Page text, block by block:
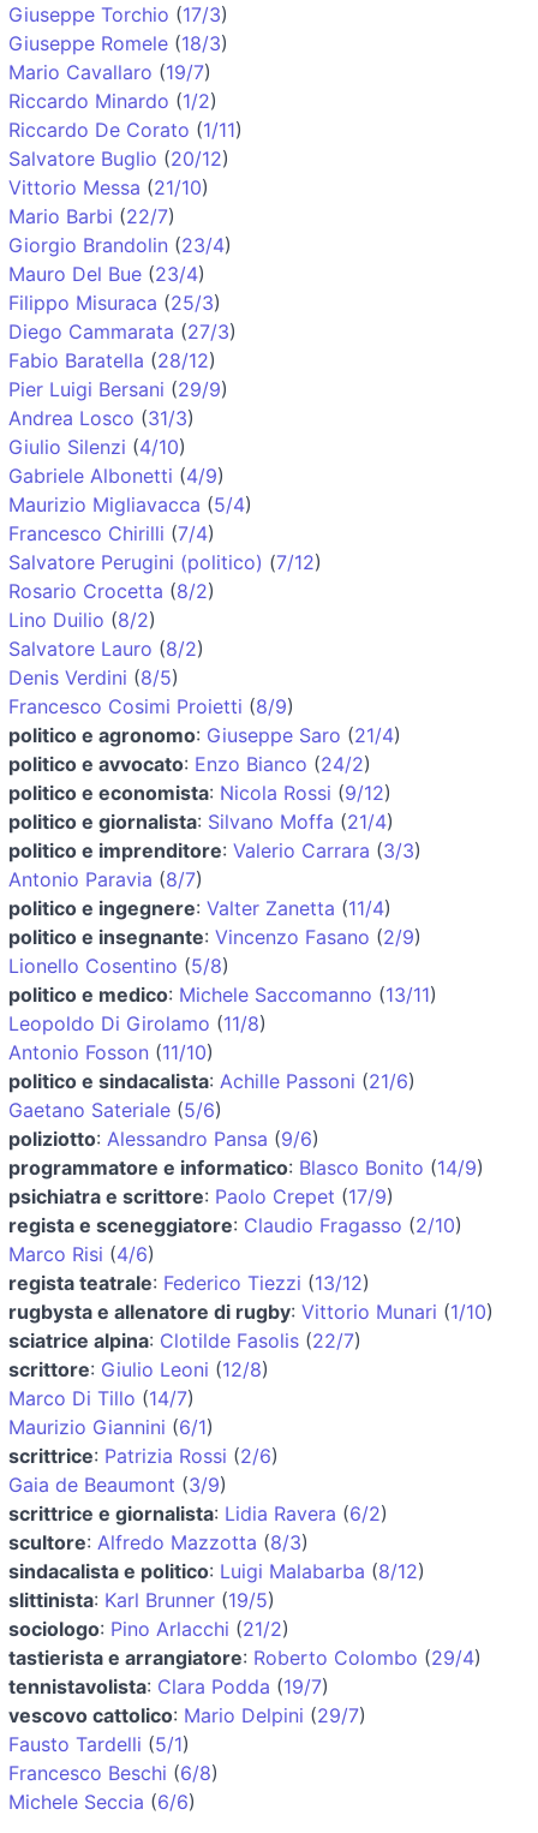
Giuseppe Torchio (17/3)
Giuseppe Romele (18/3)
Mario Cavallaro (19/7)
Riccardo Minardo (1/2)
Riccardo De Corato (1/11)
Salvatore Buglio (20/12)
Vittorio Messa (21/10)
Mario Barbi (22/7)
Giorgio Brandolin (23/4)
Mauro Del Bue (23/4)
Filippo Misuraca (25/3)
Diego Cammarata (27/3)
Fabio Baratella (28/12)
Pier Luigi Bersani (29/9)
Andrea Losco (31/3)
Giulio Silenzi (4/10)
Gabriele Albonetti (4/9)
Maurizio Migliavacca (5/4)
Francesco Chirilli (7/4)
Salvatore Perugini (politico) (7/12)
Rosario Crocetta (8/2)
Lino Duilio (8/2)
Salvatore Lauro (8/2)
Denis Verdini (8/5)
Francesco Cosimi Proietti (8/9)
politico e agronomo: Giuseppe Saro (21/4)
politico e avvocato: Enzo Bianco (24/2)
politico e economista: Nicola Rossi (9/12)
politico e giornalista: Silvano Moffa (21/4)
politico e imprenditore: Valerio Carrara (3/3)
Antonio Paravia (8/7)
politico e ingegnere: Valter Zanetta (11/4)
politico e insegnante: Vincenzo Fasano (2/9)
Lionello Cosentino (5/8)
politico e medico: Michele Saccomanno (13/11)
Leopoldo Di Girolamo (11/8)
Antonio Fosson (11/10)
politico e sindacalista: Achille Passoni (21/6)
Gaetano Sateriale (5/6)
poliziotto: Alessandro Pansa (9/6)
programmatore e informatico: Blasco Bonito (14/9)
psichiatra e scrittore: Paolo Crepet (17/9)
regista e sceneggiatore: Claudio Fragasso (2/10)
Marco Risi (4/6)
regista teatrale: Federico Tiezzi (13/12)
rugbysta e allenatore di rugby: Vittorio Munari (1/10)
sciatrice alpina: Clotilde Fasolis (22/7)
scrittore: Giulio Leoni (12/8)
Marco Di Tillo (14/7)
Maurizio Giannini (6/1)
scrittrice: Patrizia Rossi (2/6)
Gaia de Beaumont (3/9)
scrittrice e giornalista: Lidia Ravera (6/2)
scultore: Alfredo Mazzotta (8/3)
sindacalista e politico: Luigi Malabarba (8/12)
slittinista: Karl Brunner (19/5)
sociologo: Pino Arlacchi (21/2)
tastierista e arrangiatore: Roberto Colombo (29/4)
tennistavolista: Clara Podda (19/7)
vescovo cattolico: Mario Delpini (29/7)
Fausto Tardelli (5/1)
Francesco Beschi (6/8)
Michele Seccia (6/6)